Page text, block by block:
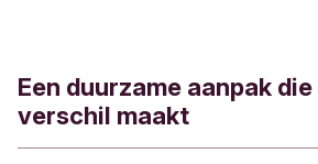
Een duurzame aanpak
verschil maakt